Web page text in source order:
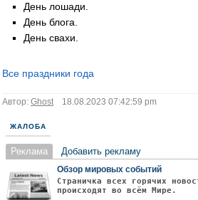
День лошади.
День блога.
День свахи.
Все праздники года
Автор: Ghost18.08.2023 07:42:59 pm
ЖАЛОБА
Реклама Добавить рекламу
Обзор мировых событий
Страничка всех горячих
происходят во всём Мире.